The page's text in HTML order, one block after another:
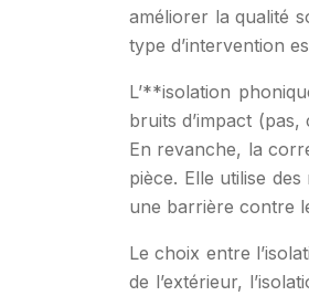
améliorer la qualité
type d’intervention
L’**isolation
bruits d’impact
En revanche, la
pièce. Elle utilise
une barrière contre
Le choix entre
de l’extérieur,